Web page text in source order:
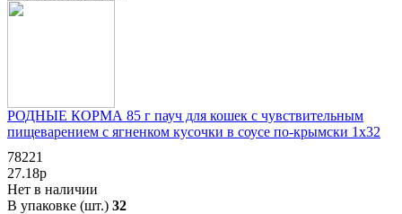
РОДНЫЕ КОРМА 85 г пауч для кошек с чувствительным
пищеварением с ягненком кусочки в соусе по-крымски 1х32
78221
27.18р
Нет в наличии
В упаковке (шт.) 32